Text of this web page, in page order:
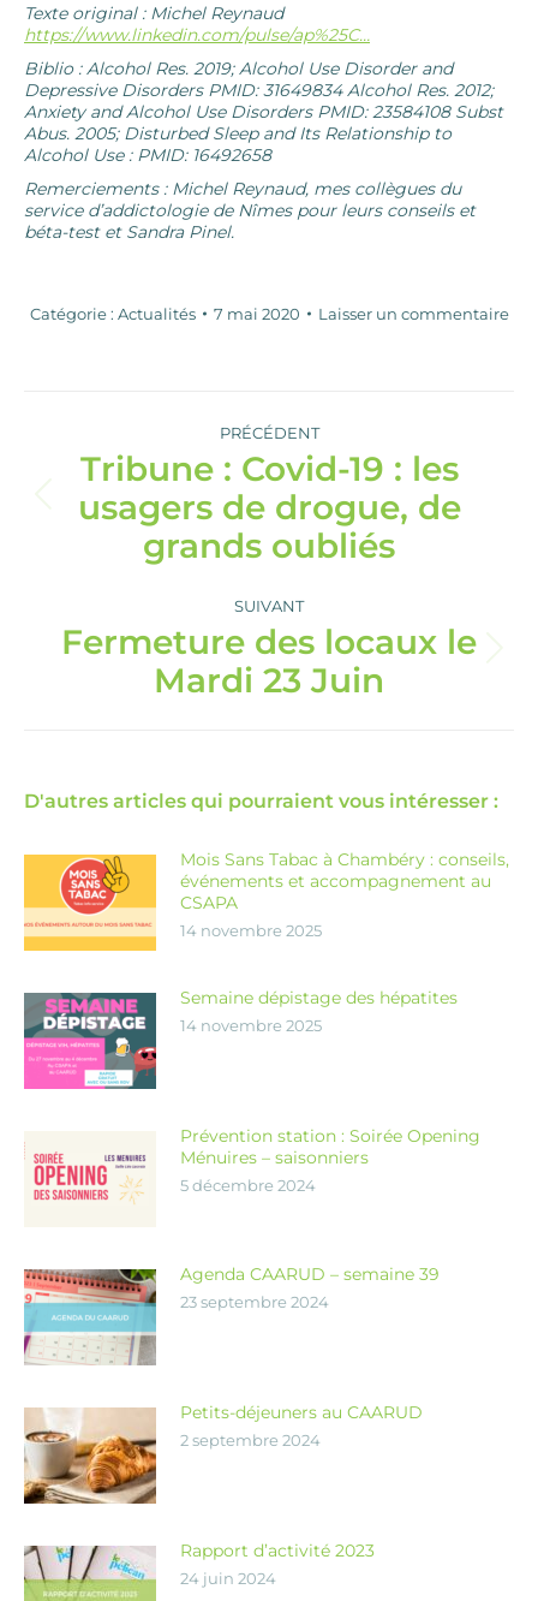
Texte original : Michel Reynaud
https://www.linkedin.com/pulse/ap%25C…
Biblio : Alcohol Res. 2019; Alcohol Use Disorder and
Depressive Disorders PMID: 31649834 Alcohol Res. 2012;
Anxiety and Alcohol Use Disorders PMID: 23584108 Subst
Abus. 2005; Disturbed Sleep and Its Relationship to
Alcohol Use : PMID: 16492658
Remerciements : Michel Reynaud, mes collègues du
service d’addictologie de Nîmes pour leurs conseils et
béta-test et Sandra Pinel.
Catégorie : Actualités 7 mai 2020 Laisser un commentaire
PRÉCÉDENT
Article
précédent
Tribune : Covid-19 : les
usagers de drogue, de
grands oubliés
SUIVANT
Article
suivant
:
Fermeture des locaux le
Mardi 23 Juin
D'autres articles qui pourraient vous intéresser :
Mois Sans Tabac à Chambéry : conseils,
événements et accompagnement au
CSAPA
14 novembre 2025
Semaine dépistage des hépatites
14 novembre 2025
Prévention station : Soirée Opening
Ménuires – saisonniers
5 décembre 2024
Agenda CAARUD – semaine 39
23 septembre 2024
Petits-déjeuners au CAARUD
2 septembre 2024
Rapport d’activité 2023
24 juin 2024